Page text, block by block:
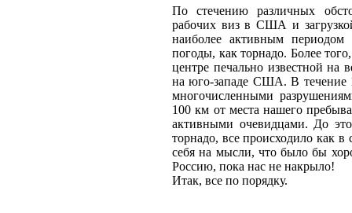
По стечению различных
рабочих виз в США и
наиболее активным периодом
погоды, как торнадо. Более
центре печально известной на
на юго-западе США. В течение
многочисленными
100 км от места нашего
активными очевидцами. До
торнадо, все происходило как в
себя на мысли, что было бы
Россию, пока нас не накрыло!
Итак, все по порядку.